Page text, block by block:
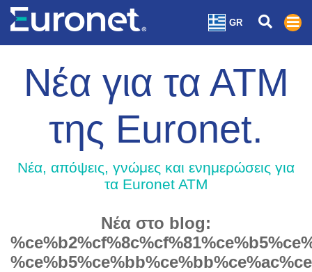
GR
Νέα για τα ΑΤΜ
της Euronet.
Nέα, απόψεις, γνώμες και ενημερώσεις για
τα Euronet ATM
Νέα στο blog: